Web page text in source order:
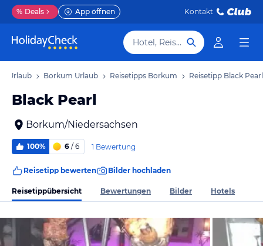
% Deals App öffnen Kontakt
Hotel, Reiseziel
Urlaub Borkum Urlaub Reisetipps Borkum Reisetipp Black Pearl
Black Pearl
Borkum/Niedersachsen
100% 6 / 6 1 Bewertung
Reisetipp bewerten Bilder hochladen
Reisetippübersicht Bewertungen Bilder Hotels